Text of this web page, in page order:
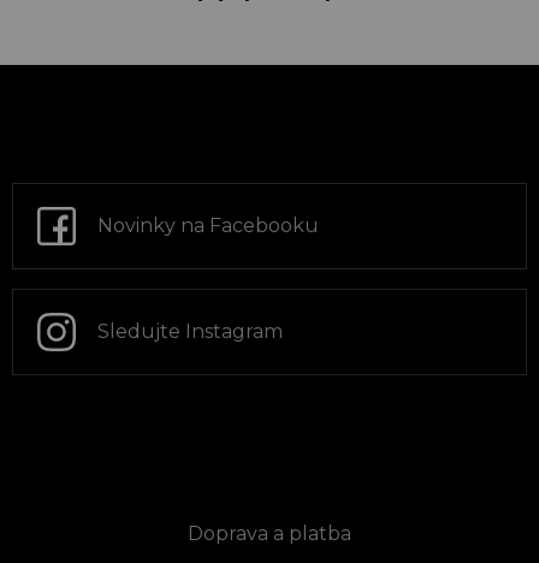
a
Novinky na Facebooku
Sledujte Instagram
Doprava a platba